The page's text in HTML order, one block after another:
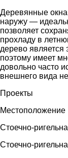
Деревянные
наружу —
позволяет
прохладу в
дерево является
поэтому имеет
довольно часто
внешнего вида
Проекты
Местоположение
Стоечно-
Стоечно-